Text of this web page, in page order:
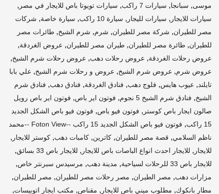
موسى, سبانجا, سيارات 7 راكب , سيارات تويوتا باص للايجار في مصر ,
سيارات للايجار , سيارات لليجار , سيارة 10 راكب , سيارة خاصة, شركات
مصر للطيران, شركة مصر للطيران, شرم, شرم الشيخ, طائرات مصر
للطيران, طائرة مصر للطيران, طيران مصر للطيران, عروض الغردقة,
عروض رحلات الغردقة, عروض رحلات دهب, عروض رحلات شرم الشيخ,
عروض شرم, عروض شرم الشيخ, عروض و رحلات شرم الشيخ, علي بابا
تايلند, عيوب هايس, فلوج دهب, فنادق الغردقة, فنادق دهب, فنادق شرم
الشيخ, فنادق شرم الشيخ 5 نجوم , فوتون اير باص, فوتون اير باص رويل
صالون ايجار باص كوستر , فوتون فيو باص, فوتون فيو باص الشكل الجديد
15 راكب
,
فوتون فيو باص الشكل الجديد 15 راكب --Foton View --محمد
ناظم السلامي, قصة مصر للطيران, كاترين, كامبات دهب, كوستر للايجار ,
للايجار , للايجار احدث انواع الباصات باص للايجار , للايجار باص 33 بسائق ,
للايجار باص 33 للرحلات لسياحية , مدينة دهب, مرسيدس سبرنتر خاص,
مزارات دهب, مصر الطيران, مصر رحلات مصر للطيران, مصر للطيران,
مطار بانكوك, مطلوب ميني باص للايجار , مقناص, مكتب ايجار اتوبيسات,